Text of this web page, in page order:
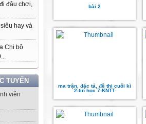
đâu chơi,
hay và
Chi bộ
TUYẾN
viên
bài 2
ma trận, đặc tả, đề thi cuối kì
2-tin học 7-KNTT